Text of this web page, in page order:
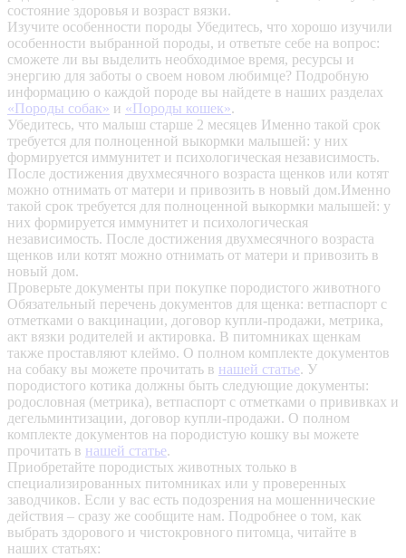
состояние здоровья и возраст вязки.
Изучите особенности породы Убедитесь, что хорошо изучили
особенности выбранной породы, и ответьте себе на вопрос:
сможете ли вы выделить необходимое время, ресурсы и
энергию для заботы о своем новом любимце? Подробную
информацию о каждой породе вы найдете в наших разделах
«Породы собак» и «Породы кошек».
Убедитесь, что малыш старше 2 месяцев Именно такой срок
требуется для полноценной выкормки малышей: у них
формируется иммунитет и психологическая независимость.
После достижения двухмесячного возраста щенков или котят
можно отнимать от матери и привозить в новый дом.Именно
такой срок требуется для полноценной выкормки малышей: у
них формируется иммунитет и психологическая
независимость. После достижения двухмесячного возраста
щенков или котят можно отнимать от матери и привозить в
новый дом.
Проверьте документы при покупке породистого животного
Обязательный перечень документов для щенка: ветпаспорт с
отметками о вакцинации, договор купли-продажи, метрика,
акт вязки родителей и актировка. В питомниках щенкам
также проставляют клеймо. О полном комплекте документов
на собаку вы можете прочитать в нашей статье. У
породистого котика должны быть следующие документы:
родословная (метрика), ветпаспорт с отметками о прививках и
дегельминтизации, договор купли-продажи. О полном
комплекте документов на породистую кошку вы можете
прочитать в нашей статье.
Приобретайте породистых животных только в
специализированных питомниках или у проверенных
заводчиков. Если у вас есть подозрения на мошеннические
действия – сразу же сообщите нам. Подробнее о том, как
выбрать здорового и чистокровного питомца, читайте в
наших статьях: